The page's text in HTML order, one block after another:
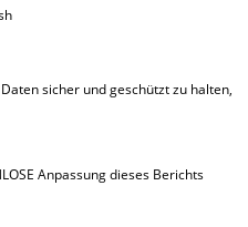
sicher und geschützt zu halten,
Anpassung dieses Berichts